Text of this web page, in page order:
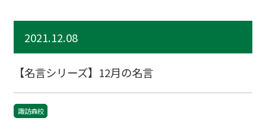
2021.12.08
【名言シリーズ】12月の名言
諏訪森校